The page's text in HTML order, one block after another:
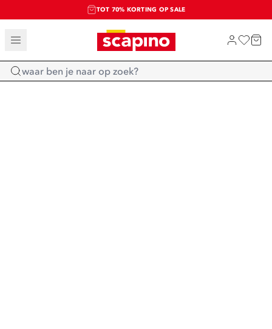
TOT 70% KORTING OP SALE
SALE: LAATSTE KANS!
SHOP NIEUW
Home